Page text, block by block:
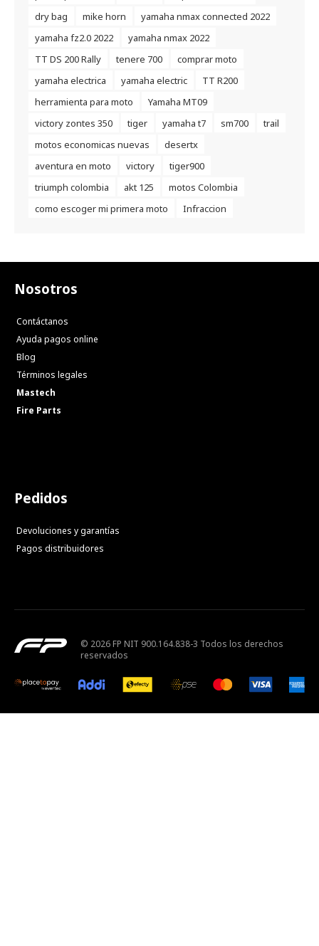
dry bag
mike horn
yamaha nmax connected 2022
yamaha fz2.0 2022
yamaha nmax 2022
TT DS 200 Rally
tenere 700
comprar moto
yamaha electrica
yamaha electric
TT R200
herramienta para moto
Yamaha MT09
victory zontes 350
tiger yamaha t7 sm700
trail
motos economicas nuevas
desertx
aventura en moto
victory
tiger900
triumph colombia
akt 125
motos Colombia
como escoger mi primera moto
Infraccion
Nosotros
Contáctanos
Ayuda pagos online
Blog
Términos legales
Mastech
Fire Parts
Pedidos
Devoluciones y garantías
Pagos distribuidores
© 2026 FP NIT 900.164.838-3 Todos los derechos
reservados